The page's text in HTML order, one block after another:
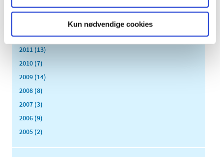
Kun nødvendige cookies
2014 (44)
2012 (44)
2011 (13)
2010 (7)
2009 (14)
2008 (8)
2007 (3)
2006 (9)
2005 (2)